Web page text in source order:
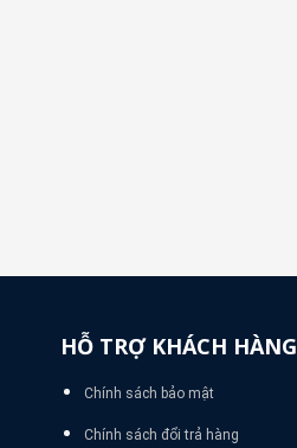
HỖ TRỢ KHÁCH HÀNG
Chính sách bảo mật
Chính sách đổi trả hàng